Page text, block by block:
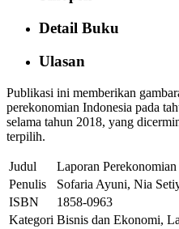
Detail Buku
Ulasan
Publikasi ini memberikan
perekonomian Indonesia pada
selama tahun 2018, yang
terpilih.
Judul
Laporan
Penulis
Sofaria Ayuni, Nia
ISBN
1858-0963
Kategori Bisnis dan Ekonomi,